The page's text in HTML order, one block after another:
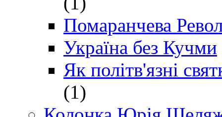
Помаранчева
Україна без Кучми
Як політв'язні
(1)